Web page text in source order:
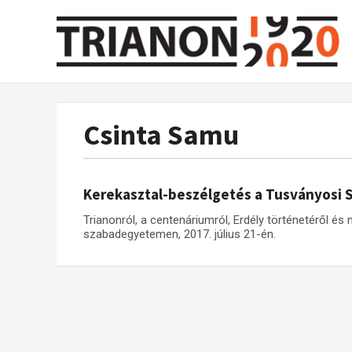
Csinta Samu
Kerekasztal-beszélgetés a Tusványosi
Trianonról, a centenáriumról, Erdély történetéről
szabadegyetemen, 2017. július 21-én.